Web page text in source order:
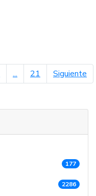
... 21 Siguiente
177
2286